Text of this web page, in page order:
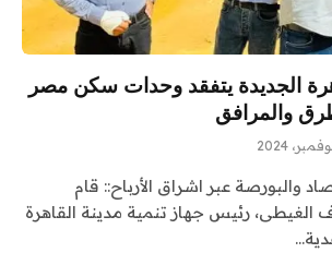
الجديدة يتفقد وحدات سكن مصر
والمرافق
والبورصة عبر اشراق الأرباح:: قام
الغيطى، رئيس جهاز تنمية مدينة القاهرة